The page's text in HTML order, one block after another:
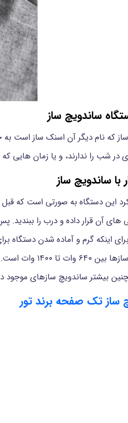
ساندویچ ساز
که نام دیگر آن اسنک ساز است
در شب را ندارند، و یا زمان هایی
با ساندویچ ساز
این دستگاه به صورتی است که قبل
های آن قرار داده و درب را ببندید.
اینکه گرم و آماده شدن دستگاه
بیشتر ساندویچ سازهای موجود در بازار،
ساز تک صفحه برند تور